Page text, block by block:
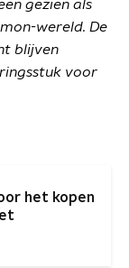
gezien als
wereld. De
blijven
voor
het kopen